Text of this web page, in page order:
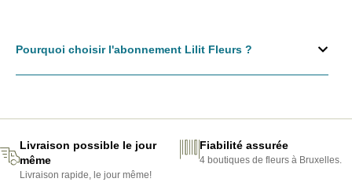
Pourquoi choisir l'abonnement Lilit Fleurs ?
Livraison possible le jour
même
Livraison rapide, le jour même!
Fiabilité assurée
4 boutiques de fleurs à Bruxelles.